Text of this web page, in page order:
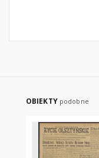
OBIEKTY podobne